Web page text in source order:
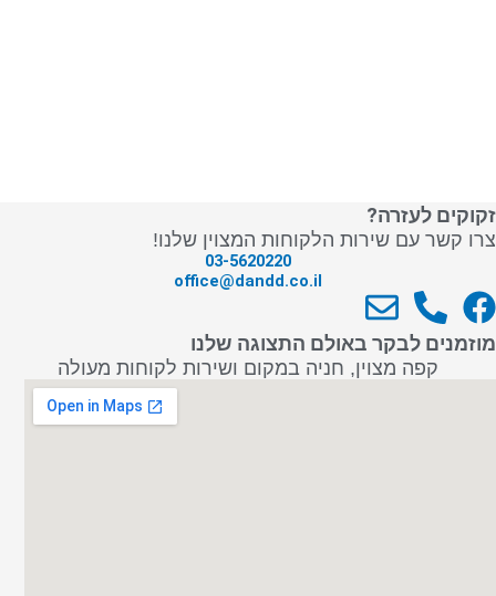
זקוקים לעזרה?
צרו קשר עם שירות הלקוחות המצוין שלנו!
03-5620220
office@dandd.co.il
F
a
P
h
o
E
n
v
מוזמנים לבקר באולם התצוגה שלנו
קפה מצוין, חניה במקום ושירות לקוחות מעולה